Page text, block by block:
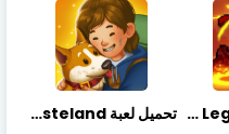
تحميل لعبة Slayer Legend مهكرة أخر إصدار تحميل لعبة Merge Survival : Wasteland مهكرة أخر إصدار